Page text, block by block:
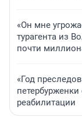
«Он мне
турагента из
почти
«Год
реабилитации